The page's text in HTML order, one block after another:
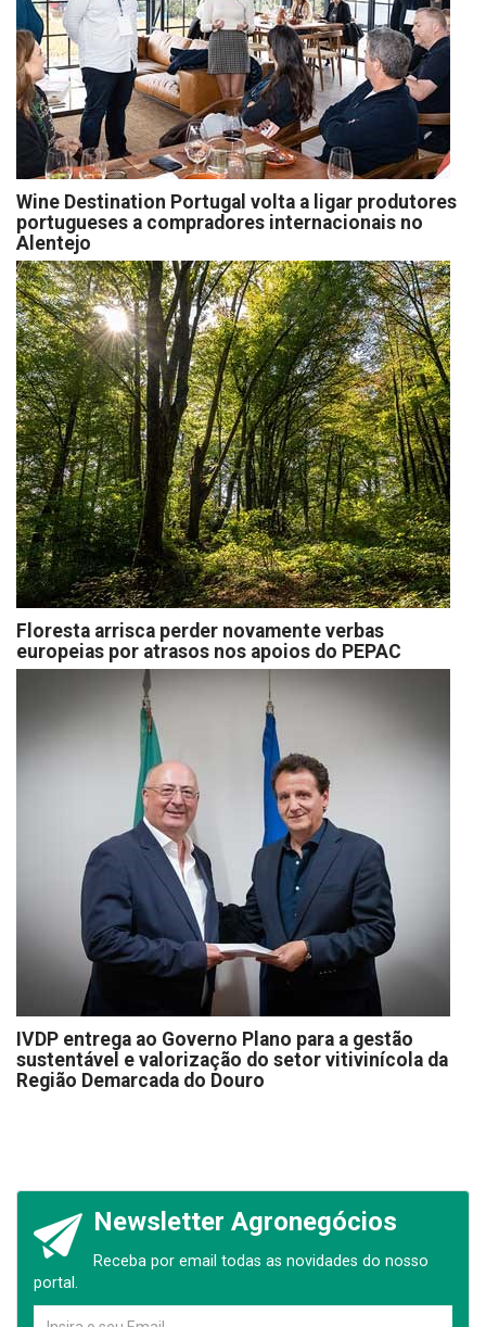
Wine Destination Portugal volta a ligar produtores
portugueses a compradores internacionais no
Alentejo
Floresta arrisca perder novamente verbas
europeias por atrasos nos apoios do PEPAC
IVDP entrega ao Governo Plano para a gestão
sustentável e valorização do setor vitivinícola da
Região Demarcada do Douro
Newsletter Agronegócios
Receba por email todas as novidades do nosso
portal.